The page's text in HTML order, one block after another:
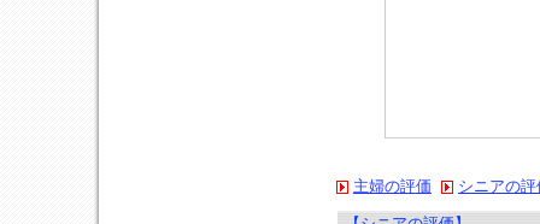
主婦の評価 シニアの評